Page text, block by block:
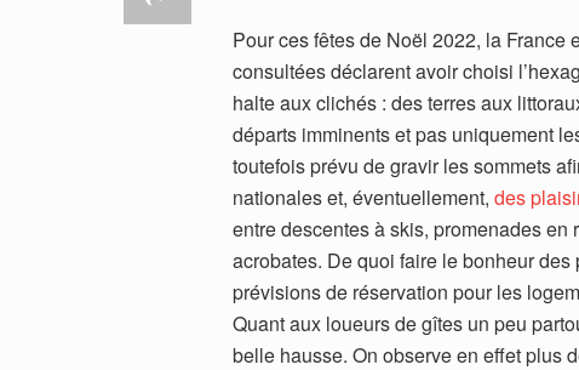
Pour ces fêtes de Noël 2022, la France
consultées déclarent avoir choisi
halte aux clichés : des terres aux
départs imminents et pas uniquement
toutefois prévu de gravir les sommets
nationales et, éventuellement, des
entre descentes à skis, promenades
acrobates. De quoi faire le bonheur
prévisions de réservation pour les
Quant aux loueurs de gîtes un peu
belle hausse. On observe en effet plus